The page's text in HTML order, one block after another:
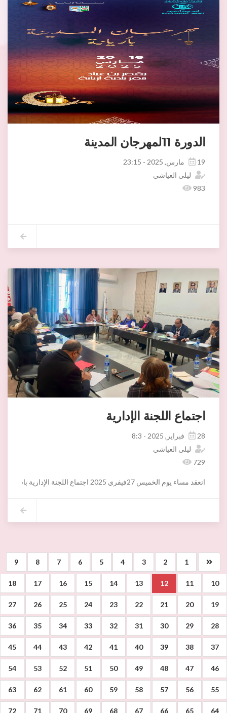
الدورة 11لمهرجان المدينة
19 مارس, 2025 - 23:15
ليلى العياشي
983
اجتماع اللجنة الإدارية
28 فبراير, 2025 - 8:3
ليلى العياشي
729
انعقد مساء يوم الخميس 27فيفري 2025 اجتماع اللجنة الإدارية باشراف السيدة سنيا شعيب المكلفة بتسيير شؤون بلدية اريانة وبحضور القابضة البلدية والإدارات البلدية المعنية وذلك للنظر في مسائل ذات صبغة مالية وإدارية
1
2
3
4
5
6
7
8
9
10
11
12
13
14
15
16
17
18
19
20
21
22
23
24
25
26
27
28
29
30
31
32
33
34
35
36
37
38
39
40
41
42
43
44
45
46
47
48
49
50
51
52
53
54
55
56
57
58
59
60
61
62
63
64
65
66
67
68
69
70
71
72